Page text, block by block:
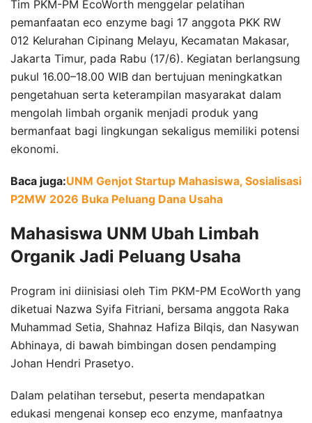
Tim PKM-PM EcoWorth menggelar pelatihan
pemanfaatan eco enzyme bagi 17 anggota PKK RW
012 Kelurahan Cipinang Melayu, Kecamatan Makasar,
Jakarta Timur, pada Rabu (17/6). Kegiatan berlangsung
pukul 16.00–18.00 WIB dan bertujuan meningkatkan
pengetahuan serta keterampilan masyarakat dalam
mengolah limbah organik menjadi produk yang
bermanfaat bagi lingkungan sekaligus memiliki potensi
ekonomi.
Baca juga:UNM Genjot Startup Mahasiswa, Sosialisasi
P2MW 2026 Buka Peluang Dana Usaha
Mahasiswa UNM Ubah Limbah
Organik Jadi Peluang Usaha
Program ini diinisiasi oleh Tim PKM-PM EcoWorth yang
diketuai Nazwa Syifa Fitriani, bersama anggota Raka
Muhammad Setia, Shahnaz Hafiza Bilqis, dan Nasywan
Abhinaya, di bawah bimbingan dosen pendamping
Johan Hendri Prasetyo.
Dalam pelatihan tersebut, peserta mendapatkan
edukasi mengenai konsep eco enzyme, manfaatnya